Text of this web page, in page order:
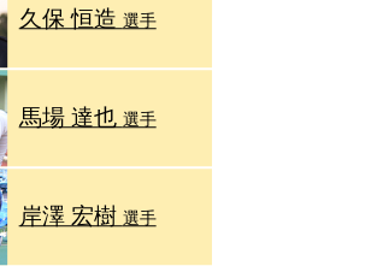
久保 恒造 選手
馬場 達也 選手
岸澤 宏樹 選手